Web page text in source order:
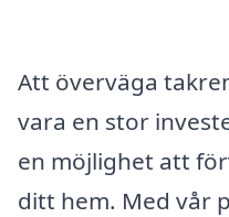
Att överväga
vara en stor
en möjlighet att
ditt hem. Med vår